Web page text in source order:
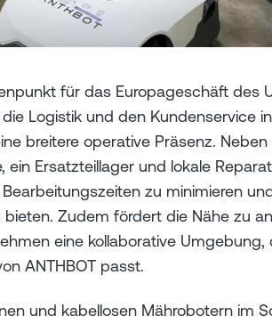
für das Europageschäft des
Logistik und den Kundenservice
breitere operative Präsenz.
ein Ersatzteillager und lokale
zu minimieren
bieten. Zudem fördert die Nähe zu
eine kollaborative
ANTHBOT passt.
und kabellosen Mährobotern im